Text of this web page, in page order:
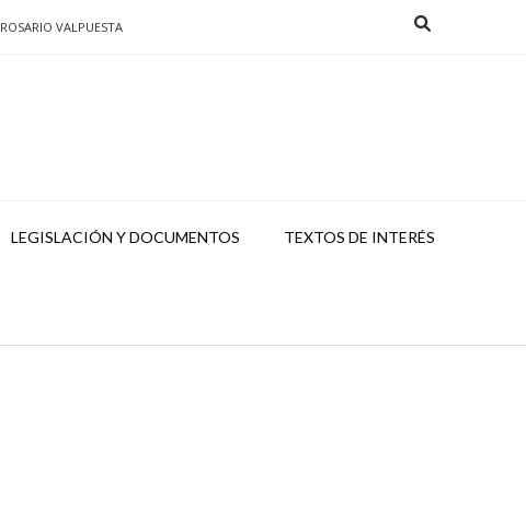
ROSARIO VALPUESTA
LEGISLACIÓN Y DOCUMENTOS TEXTOS DE INTERÉS